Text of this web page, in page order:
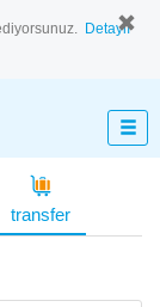
Detaylı
transfer